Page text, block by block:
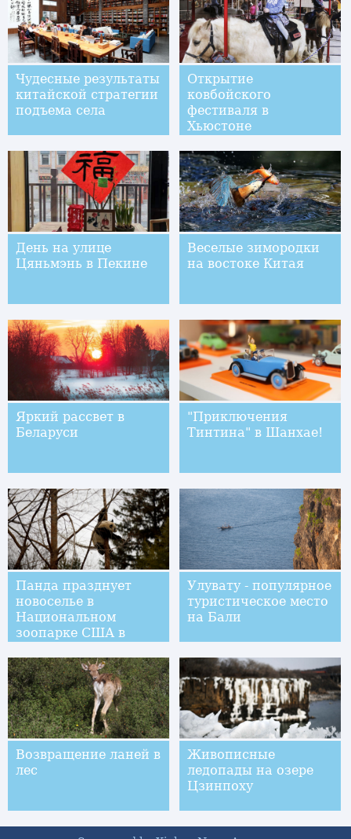
Чудесные результаты
китайской стратегии
подъема села
Открытие
ковбойского
фестиваля в
Хьюстоне
День на улице
Цяньмэнь в Пекине
Веселые зимородки
на востоке Китая
Яркий рассвет в
Беларуси
"Приключения
Тинтина" в Шанхае!
Панда празднует
новоселье в
Национальном
зоопарке США в
Улувату - популярное
туристическое место
на Бали
Возвращение ланей в
лес
Живописные
ледопады на озере
Цзинпоху